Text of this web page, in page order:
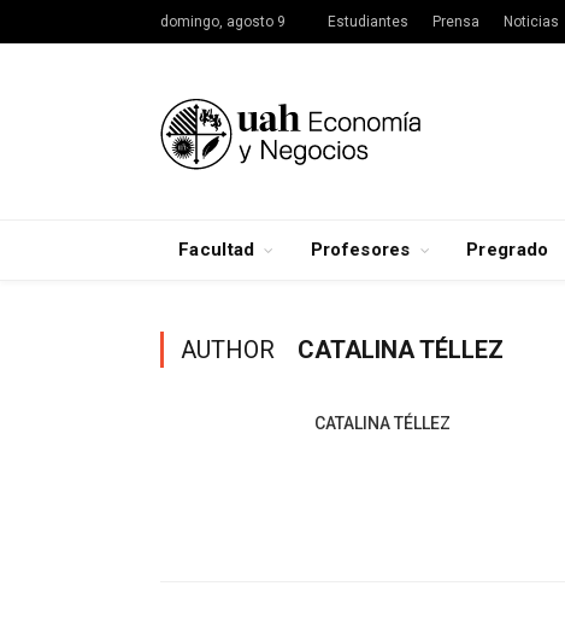
domingo, agosto 9 Estudiantes Prensa Noticias
Facultad Profesores Pregrado
AUTHOR CATALINA TÉLLEZ
CATALINA TÉLLEZ